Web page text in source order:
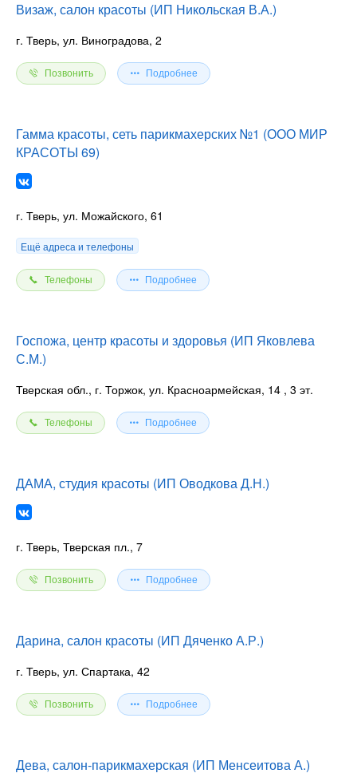
Визаж, салон красоты (ИП Никольская В.А.)
г. Тверь, ул. Виноградова, 2
Позвонить Подробнее
Гамма красоты, сеть парикмахерских №1 (ООО МИР
КРАСОТЫ 69)
г. Тверь, ул. Можайского, 61
Ещё адреса и телефоны
Телефоны Подробнее
Госпожа, центр красоты и здоровья (ИП Яковлева
С.М.)
Тверская обл., г. Торжок, ул. Красноармейская, 14 , 3 эт.
Телефоны Подробнее
ДАМА, студия красоты (ИП Оводкова Д.Н.)
г. Тверь, Тверская пл., 7
Позвонить Подробнее
Дарина, салон красоты (ИП Дяченко А.Р.)
г. Тверь, ул. Спартака, 42
Позвонить Подробнее
Дева, салон-парикмахерская (ИП Менсеитова А.)